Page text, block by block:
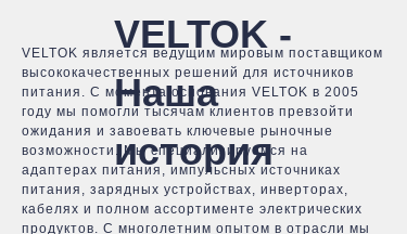
VELTOK -
Наша
история
VELTOK является ведущим мировым поставщиком
высококачественных решений для источников
питания. С момента основания VELTOK в 2005
году мы помогли тысячам клиентов превзойти
ожидания и завоевать ключевые рыночные
возможности. Мы специализируемся на
адаптерах питания, импульсных источниках
питания, зарядных устройствах, инверторах,
кабелях и полном ассортименте электрических
продуктов. С многолетним опытом в отрасли мы
Случаи
Поддержка